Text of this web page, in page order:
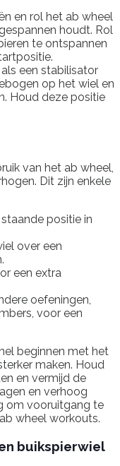
en rol het ab wheel
houdt. Rol
te ontspannen
een stabilisator
op het wiel en
Houd deze positie
van het ab wheel,
Dit zijn enkele
positie in
over een
een extra
oefeningen,
voor een
beginnen met het
maken. Houd
en vermijd de
en verhoog
om vooruitgang te
wheel workouts.
buikspierwiel